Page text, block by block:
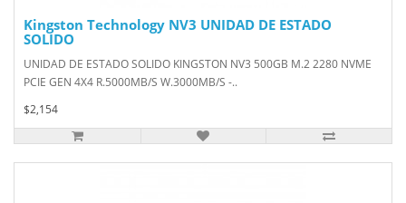
Kingston Technology NV3 UNIDAD DE ESTADO
SOLIDO
UNIDAD DE ESTADO SOLIDO KINGSTON NV3 500GB M.2 2280 NVME
PCIE GEN 4X4 R.5000MB/S W.3000MB/S -..
$2,154